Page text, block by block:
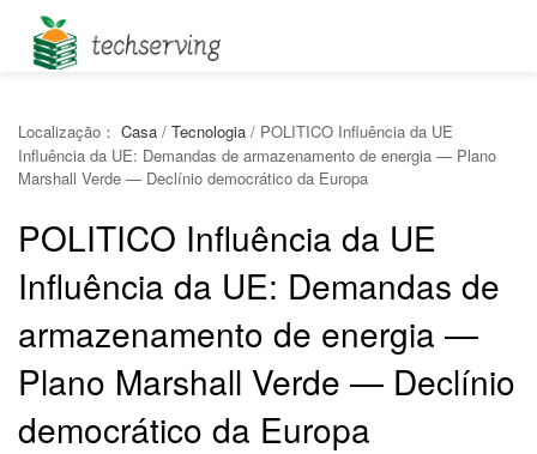
Localização： Casa / Tecnologia / POLITICO Influência da UE
Influência da UE: Demandas de armazenamento de energia — Plano
Marshall Verde — Declínio democrático da Europa
POLITICO Influência da UE
Influência da UE: Demandas de
armazenamento de energia —
Plano Marshall Verde — Declínio
democrático da Europa